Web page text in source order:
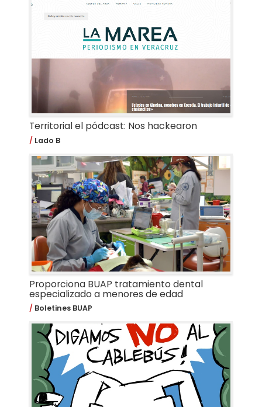
Territorial el pódcast: Nos hackearon
Lado B
Proporciona BUAP tratamiento dental
especializado a menores de edad
Boletines BUAP